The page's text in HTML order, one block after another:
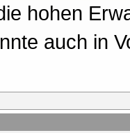
hohen
auch in